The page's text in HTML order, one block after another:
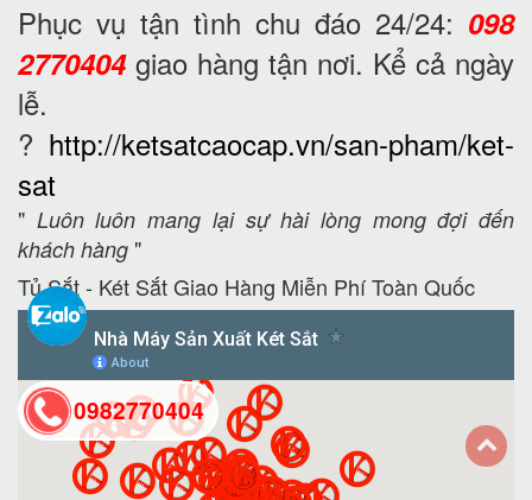
Phục vụ tận tình chu đáo 24/24: 098
2770404giao hàng tận nơi. Kể cả ngày
lễ.
? http://ketsatcaocap.vn/san-pham/ket-
sat
" Luôn luôn mang lại sự hài lòng mong đợi đến
khách hàng "
Tủ Sắt - Két Sắt Giao Hàng Miễn Phí Toàn Quốc
0982770404